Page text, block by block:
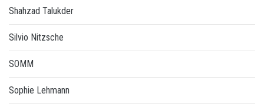
Shahzad Talukder
Silvio Nitzsche
SOMM
Sophie Lehmann